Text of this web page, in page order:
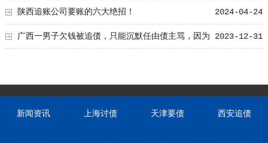
2024-04-24
陕西追账公司要账的六大绝招！
2023-12-31
广西一男子欠钱被追债，只能沉默任由债主骂，因为
新闻资讯 上海讨债 天津要债 西安追债